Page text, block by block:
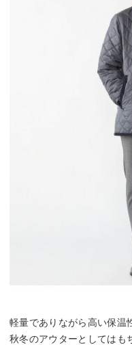
軽量でありながら高い保温
秋冬のアウターとしてはも